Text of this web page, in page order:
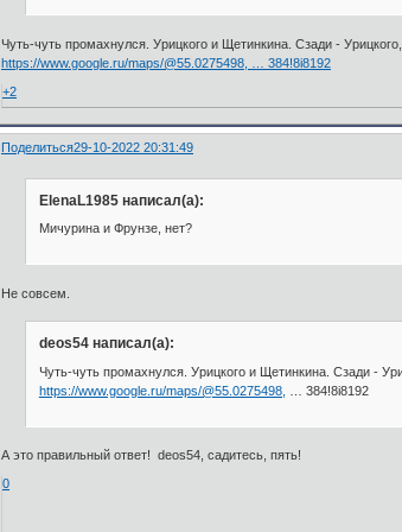
Чуть-чуть промахнулся. Урицкого и Щетинкина. Сзади -
https://www.google.ru/maps/@55.0275498, … 384!8i8192
+2
Поделиться29-10-2022 20:31:49
ElenaL1985 написал(а):
Мичурина и Фрунзе, нет?
Не совсем.
deos54 написал(а):
Чуть-чуть промахнулся. Урицкого и Щетинкина. Сзади -
https://www.google.ru/maps/@55.0275498,
… 384!8i8192
А это правильный ответ! deos54, садитесь, пять!
0